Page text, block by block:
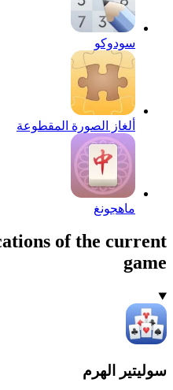
سودوكو
ألغاز الصورة المقطوعة
ماهجونغ
of the current
game
سوليتير الهرم